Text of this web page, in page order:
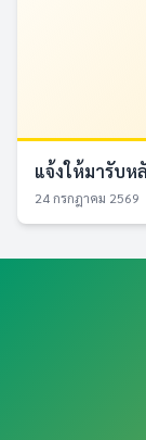
แจ้งให้มารับ
24 กรกฎาคม 2569